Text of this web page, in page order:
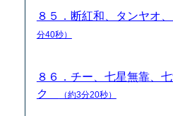
８５．断紅和、タンヤオ
分40秒）
８６．チー、七星無靠、
ク
（約3分20秒）